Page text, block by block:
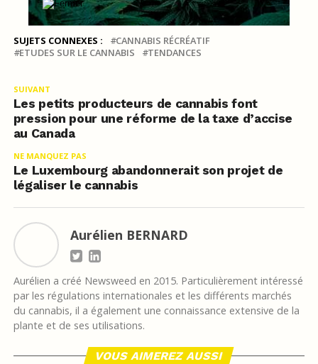
SUJETS CONNEXES :
CANNABIS RÉCRÉATIF
ETUDES SUR LE CANNABIS
TENDANCES
SUIVANT
Les petits producteurs de cannabis font
pression pour une réforme de la taxe d’accise
au Canada
NE MANQUEZ PAS
Le Luxembourg abandonnerait son projet de
légaliser le cannabis
Aurélien BERNARD
Aurélien a créé Newsweed en 2015. Particulièrement intéressé
par les régulations internationales et les différents marchés
du cannabis, il a également une connaissance extensive de la
plante et de ses utilisations.
VOUS AIMEREZ AUSSI